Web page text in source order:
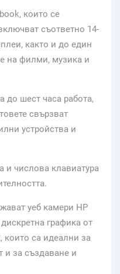
които се
съответно 14-
както и до един
на филми, музика и
до шест часа работа,
свързват
устройства и
и числова клавиатура
уеб камери HP
графика от
които са идеални за
и за създаване и